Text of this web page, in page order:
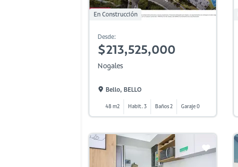
En Construcción
Desde:
$213,525,000
Nogales
Bello, BELLO
48 m2 Habit. 3 Baños 2 Garaje 0